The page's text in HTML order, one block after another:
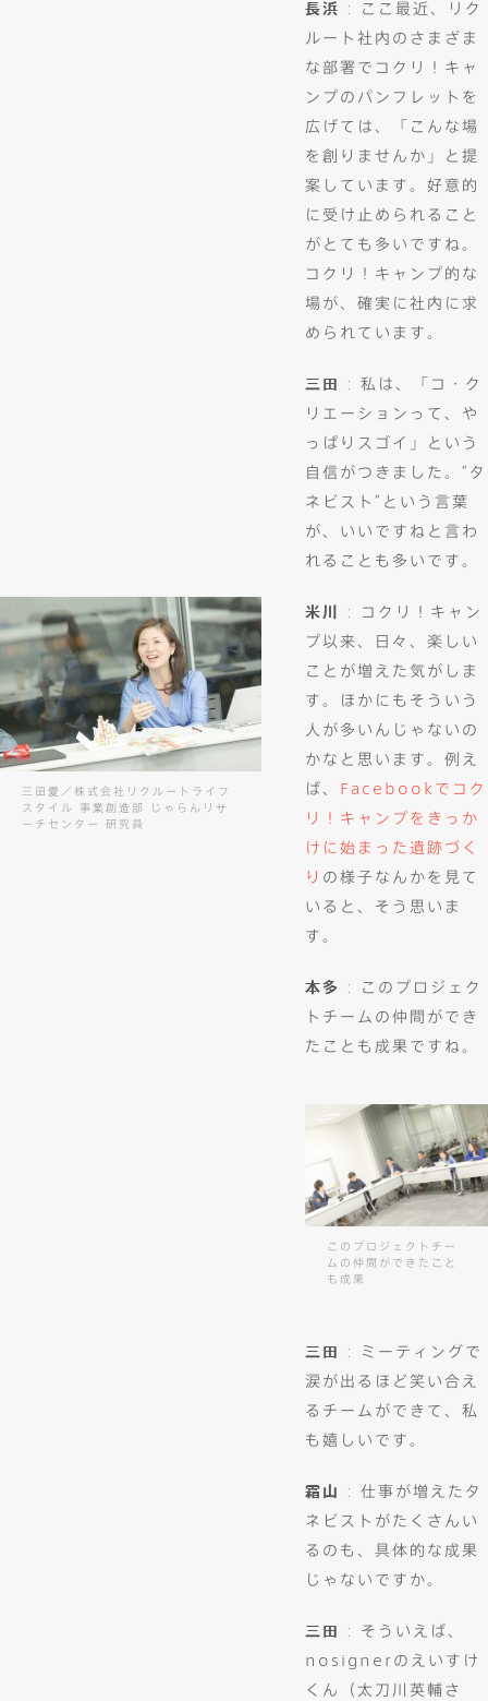
長浜 : ここ最近、リク
ルート社内のさまざま
な部署でコクリ！キャ
ンプのパンフレットを
広げては、「こんな場
を創りませんか」と提
案しています。好意的
に受け止められること
がとても多いですね。
コクリ！キャンプ的な
場が、確実に社内に求
められています。
三田 : 私は、「コ・ク
リエーションって、や
っぱりスゴイ」という
自信がつきました。“タ
ネビスト”という言葉
が、いいですねと言わ
れることも多いです。
三田愛／株式会社リクルートライフ
スタイル 事業創造部 じゃらんリサ
ーチセンター 研究員
米川 : コクリ！キャン
プ以来、日々、楽しい
ことが増えた気がしま
す。ほかにもそういう
人が多いんじゃないの
かなと思います。例え
ば、 Facebookでコク
リ！キャンプをきっか
けに始まった遺跡づく
り の様子なんかを見て
いると、そう思いま
す。
本多 : このプロジェク
トチームの仲間ができ
たことも成果ですね。
このプロジェクトチー
ムの仲間ができたこと
も成果
三田 : ミーティングで
涙が出るほど笑い合え
るチームができて、私
も嬉しいです。
霜山 : 仕事が増えたタ
ネビストがたくさんい
るのも、具体的な成果
じゃないですか。
三田 : そういえば、
nosignerのえいすけ
くん（太刀川英輔さ